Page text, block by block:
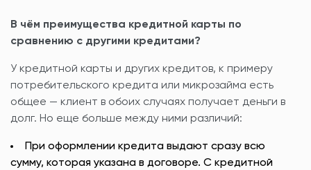
В чём преимущества кредитной карты по
сравнению с другими кредитами?
У кредитной карты и других кредитов, к примеру
потребительского кредита или микрозайма есть
общее — клиент в обоих случаях получает деньги в
долг. Но еще больше между ними различий:
При оформлении кредита выдают сразу всю
сумму, которая указана в договоре. С кредитной